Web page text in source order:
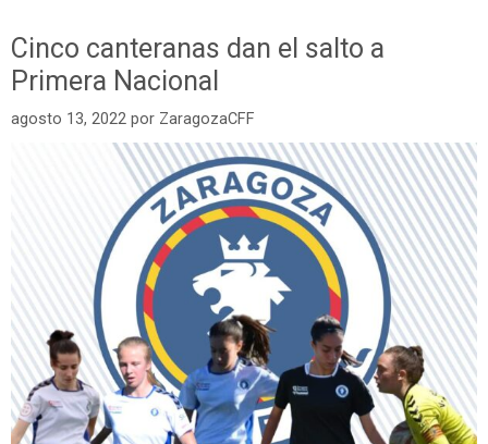
Cinco canteranas dan el salto a
Primera Nacional
agosto 13, 2022 por ZaragozaCFF